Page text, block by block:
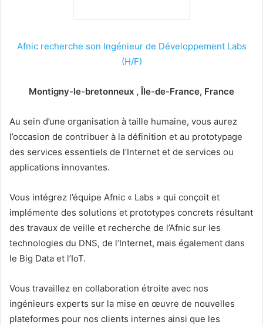
Afnic recherche son Ingénieur de Développement Labs
(H/F)
Montigny-le-bretonneux , Île-de-France, France
Au sein d’une organisation à taille humaine, vous aurez
l’occasion de contribuer à la définition et au prototypage
des services essentiels de l’Internet et de services ou
applications innovantes.
Vous intégrez l’équipe Afnic « Labs » qui conçoit et
implémente des solutions et prototypes concrets résultant
des travaux de veille et recherche de l’Afnic sur les
technologies du DNS, de l’Internet, mais également dans
le Big Data et l’IoT.
Vous travaillez en collaboration étroite avec nos
ingénieurs experts sur la mise en œuvre de nouvelles
plateformes pour nos clients internes ainsi que les